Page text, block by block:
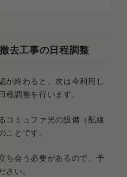
去工事の日程調整
が終わると、次は今利用し
程調整を行います。
コミュファ光の設備（配線
ことです。
ち会う必要があるので、予
さい。